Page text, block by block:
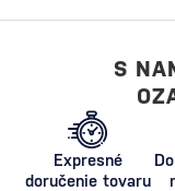
S
Expresné
doručenie tovaru